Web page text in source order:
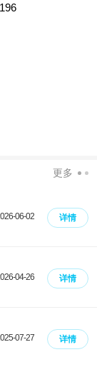
更多
06-02 详情
04-26 详情
07-27 详情